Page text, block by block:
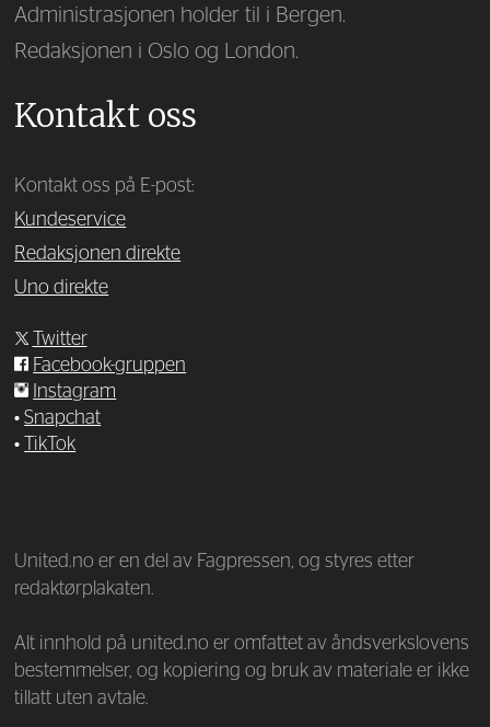
Administrasjonen holder til i Bergen.
Redaksjonen i Oslo og London.
Kontakt oss
Kontakt oss på E-post:
Kundeservice
Redaksjonen direkte
Uno direkte
Twitter
Facebook-gruppen
Instagram
•Snapchat
•
TikTok
United.no er en del av Fagpressen, og styres etter
redaktørplakaten.
Alt innhold på united.no er omfattet av åndsverkslovens
bestemmelser, og kopiering og bruk av materiale er ikke
tillatt uten avtale.